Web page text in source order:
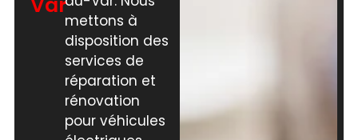
mettons à
disposition des
services de
réparation et
rénovation
pour véhicules